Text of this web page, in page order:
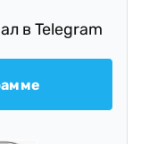
в Telegram